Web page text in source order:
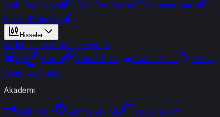
Akıllı Para Sinyali
Ters Fon Arama
Çakışma Analizi
Sektör Rotasyonu
Hisseler
Yerli HisselerYabancı Hisseler
ETF
Kripto Altın & Döviz Vadeli Piyasa
Teknik
Analiz
Araçlar
Akademi
Canlı Yayın Geçmiş Yayınlar
Yayın Takvimi